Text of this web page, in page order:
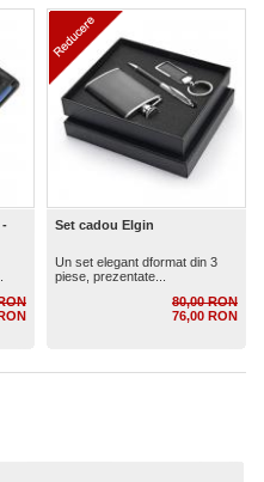
-
Set cadou Elgin
Un set elegant dformat din 3
piese, prezentate...
80,00 RON
76,00 RON